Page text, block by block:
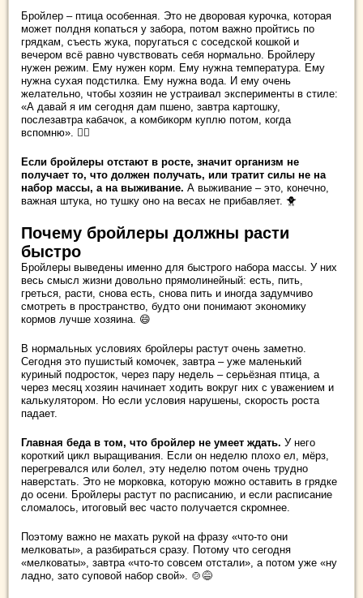
Бройлер – птица особенная. Это не дворовая курочка, которая
может полдня копаться у забора, потом важно пройтись по
грядкам, съесть жука, поругаться с соседской кошкой и
вечером всё равно чувствовать себя нормально. Бройлеру
нужен режим. Ему нужен корм. Ему нужна температура. Ему
нужна сухая подстилка. Ему нужна вода. И ему очень
желательно, чтобы хозяин не устраивал эксперименты в стиле:
«А давай я им сегодня дам пшено, завтра картошку,
послезавтра кабачок, а комбикорм куплю потом, когда
вспомню». 🤦‍♀️
Если бройлеры отстают в росте, значит организм не
получает то, что должен получать, или тратит силы не на
набор массы, а на выживание. А выживание – это, конечно,
важная штука, но тушку оно на весах не прибавляет. 🐥
Почему бройлеры должны расти
быстро
Бройлеры выведены именно для быстрого набора массы. У них
весь смысл жизни довольно прямолинейный: есть, пить,
греться, расти, снова есть, снова пить и иногда задумчиво
смотреть в пространство, будто они понимают экономику
кормов лучше хозяина. 😄
В нормальных условиях бройлеры растут очень заметно.
Сегодня это пушистый комочек, завтра – уже маленький
куриный подросток, через пару недель – серьёзная птица, а
через месяц хозяин начинает ходить вокруг них с уважением и
калькулятором. Но если условия нарушены, скорость роста
падает.
Главная беда в том, что бройлер не умеет ждать. У него
короткий цикл выращивания. Если он неделю плохо ел, мёрз,
перегревался или болел, эту неделю потом очень трудно
наверстать. Это не морковка, которую можно оставить в грядке
до осени. Бройлеры растут по расписанию, и если расписание
сломалось, итоговый вес часто получается скромнее.
Поэтому важно не махать рукой на фразу «что-то они
мелковаты», а разбираться сразу. Потому что сегодня
«мелковаты», завтра «что-то совсем отстали», а потом уже «ну
ладно, зато суповой набор свой». 🍲😅